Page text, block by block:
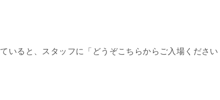
いると、スタッフに「どうぞこちらからご入場ください